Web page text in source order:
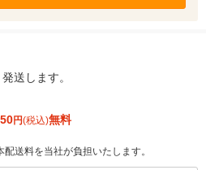
送します。
円(税込)無料
送料を当社が負担いたします。